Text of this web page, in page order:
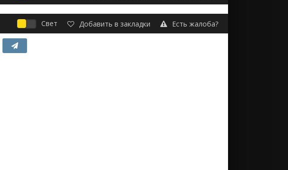
Свет Добавить в закладки Есть жалоба?